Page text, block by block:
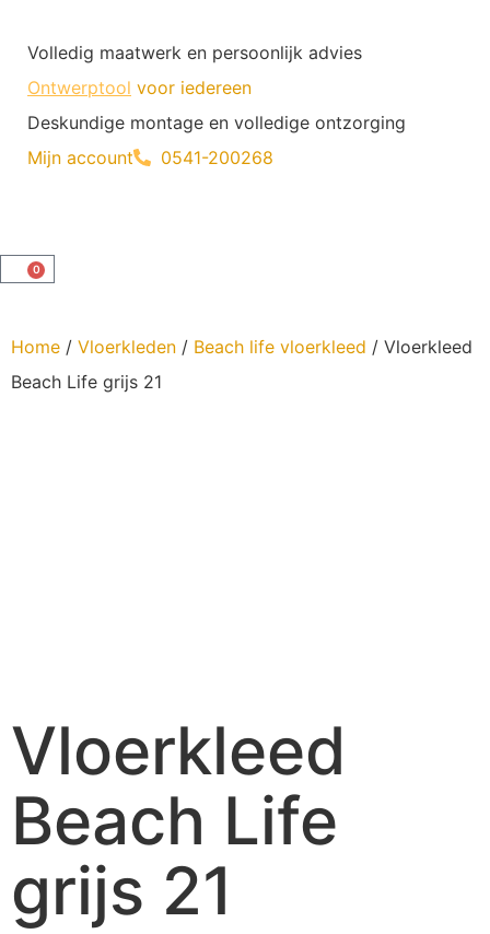
Volledig maatwerk en persoonlijk advies
Ontwerptool voor iedereen
Deskundige montage en volledige ontzorging
Mijn account
0541-200268
0
Home / Vloerkleden / Beach life vloerkleed / Vloerkleed
Beach Life grijs 21
Vloerkleed
Beach Life
grijs 21